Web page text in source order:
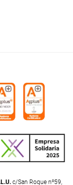
c/San Roque nº59,